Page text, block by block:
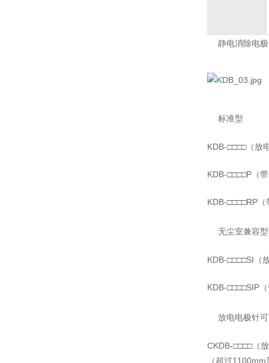
静电消除电
标准型
KDB-□□□□（放
KDB-□□□□P（
KDB-□□□□RP
无尘室兼容
KDB-□□□□SI（
KDB-□□□□SIP
放电电极针
CKDB-□□□□（
（超过